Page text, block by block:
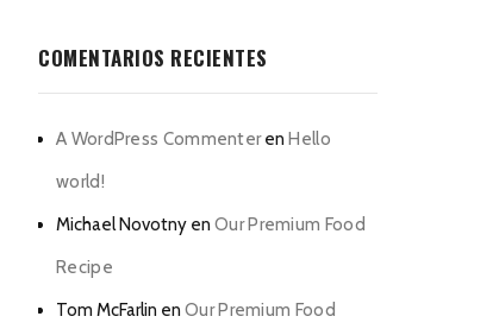
COMENTARIOS RECIENTES
A WordPress CommenterenHello
world!
Michael Novotny en Our Premium Food
Recipe
Tom McFarlin en Our Premium Food